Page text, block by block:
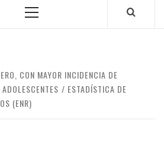
Primary
CON MAYOR INCIDENCIA DE
ESTADÍSTICA DE
(ENR)